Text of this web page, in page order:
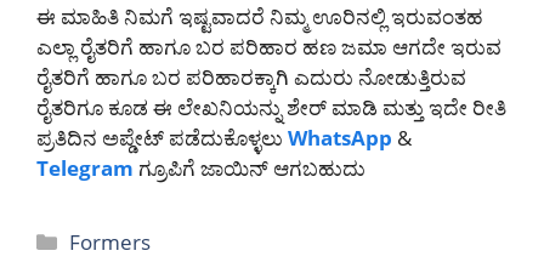
ಈ ಮಾಹಿತಿ ನಿಮಗೆ ಇಷ್ಟವಾದರೆ ನಿಮ್ಮ ಊರಿನಲ್ಲಿ ಇರುವಂತಹ
ಎಲ್ಲಾ ರೈತರಿಗೆ ಹಾಗೂ ಬರ ಪರಿಹಾರ ಹಣ ಜಮಾ ಆಗದೇ ಇರುವ
ರೈತರಿಗೆ ಹಾಗೂ ಬರ ಪರಿಹಾರಕ್ಕಾಗಿ ಎದುರು ನೋಡುತ್ತಿರುವ
ರೈತರಿಗೂ ಕೂಡ ಈ ಲೇಖನಿಯನ್ನು ಶೇರ್ ಮಾಡಿ ಮತ್ತು ಇದೇ ರೀತಿ
ಪ್ರತಿದಿನ ಅಪ್ಡೇಟ್ ಪಡೆದುಕೊಳ್ಳಲು WhatsApp &
Telegram ಗ್ರೂಪಿಗೆ ಜಾಯಿನ್ ಆಗಬಹುದು
Categories
Formers